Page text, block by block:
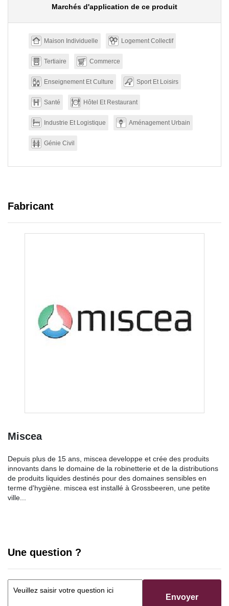
Marchés d'application de ce produit
Maison Individuelle Logement Collectif
Tertiaire Commerce
Enseignement Et Culture Sport Et Loisirs
Santé Hôtel Et Restaurant
Industrie Et Logistique Aménagement Urbain
Génie Civil
Fabricant
Miscea
Depuis plus de 15 ans, miscea developpe et crée des produits
innovants dans le domaine de la robinetterie et de la distributions
de produits liquides destinés pour des domaines sensibles en
terme d'hygiène. miscea est installé à Grossbeeren, une petite
ville...
Une question ?
Envoyer